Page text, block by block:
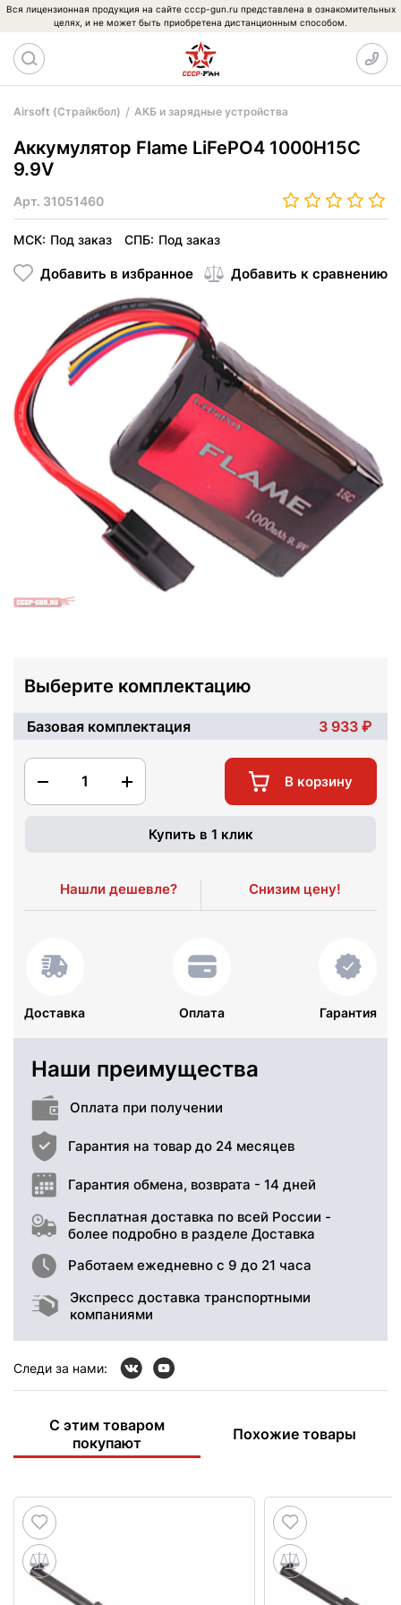
Вся лицензионная продукция на сайте cccp-gun.ru представлена в ознакомительных
целях, и не может быть приобретена дистанционным способом.
Airsoft (Страйкбол) АКБ и зарядные устройства
Аккумулятор Flame LiFePO4 1000H15C
9.9V
Арт. 31051460
МСК: Под заказ СПБ: Под заказ
Добавить в избранное Добавить к сравнению
Выберите комплектацию
Базовая комплектация 3 933
1 В корзину
Купить в 1 клик
Нашли дешевле? Снизим цену!
Доставка Оплата Гарантия
Наши преимущества
Оплата при получении
Гарантия на товар до 24 месяцев
Гарантия обмена, возврата - 14 дней
Бесплатная доставка по всей России -
более подробно в разделе Доставка
Работаем ежедневно с 9 до 21 часа
Экспресс доставка транспортными
компаниями
Следи за нами:
С этим товаром
покупают
Похожие товары